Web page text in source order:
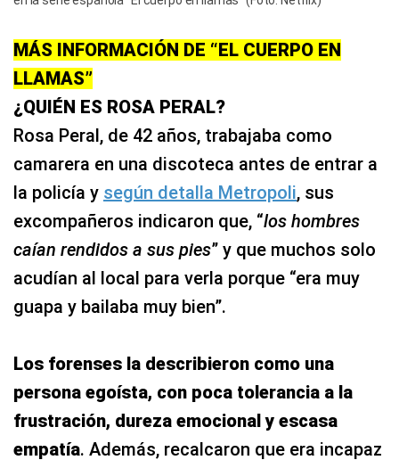
MÁS INFORMACIÓN DE “EL CUERPO EN
LLAMAS”
¿QUIÉN ES ROSA PERAL?
Rosa Peral, de 42 años, trabajaba como
camarera en una discoteca antes de entrar a
la policía y según detalla Metropoli, sus
excompañeros indicaron que, “los hombres
caían rendidos a sus pies” y que muchos solo
acudían al local para verla porque “era muy
guapa y bailaba muy bien”.
Los forenses la describieron como una
persona egoísta, con poca tolerancia a la
frustración, dureza emocional y escasa
empatía. Además, recalcaron que era incapaz